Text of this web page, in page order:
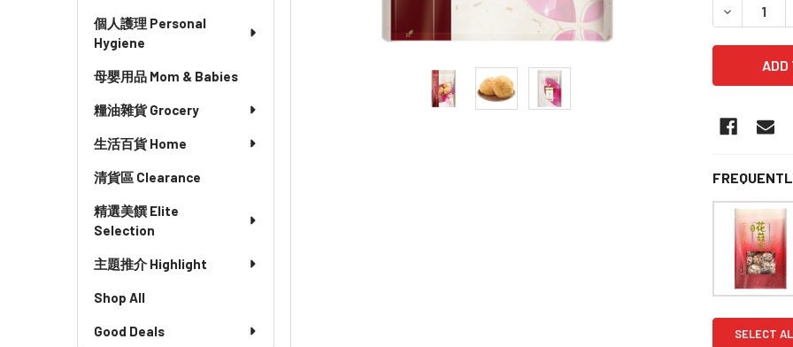
個人護理 Personal
Hygiene
母嬰用品 Mom & Babies
糧油雜貨 Grocery
生活百貨 Home
清貨區 Clearance
精選美饌 Elite
Selection
主題推介 Highlight
Shop All
Good Deals SELECT